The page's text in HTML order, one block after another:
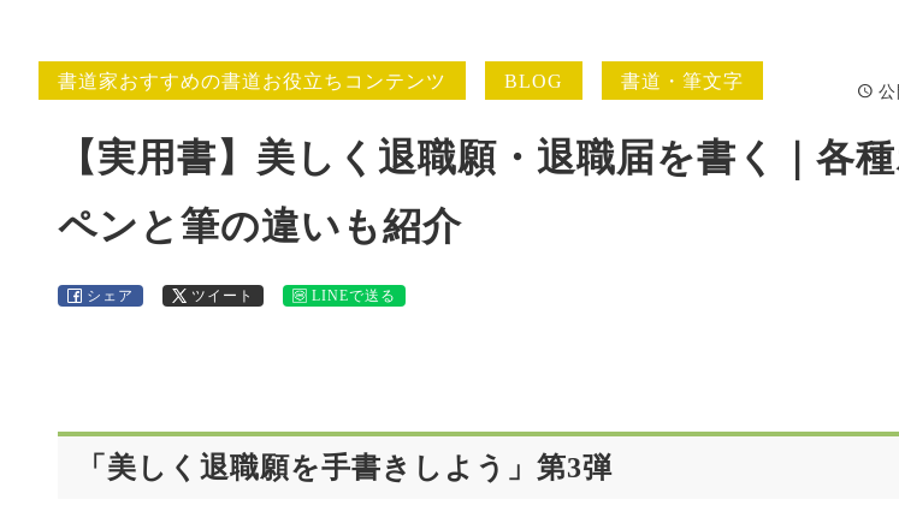
書道家おすすめの書道お役立ちコンテンツ BLOG 書道・筆文字
公
【実用書】美しく退職願・退職届を書く｜各
ペンと筆の違いも紹介
シェア ツイート LINEで送る
「美しく退職願を手書きしよう」第3弾